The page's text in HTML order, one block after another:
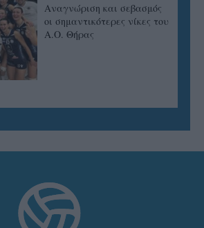
Αναγνώριση και σεβασμός
οι σημαντικότερες νίκες του
Α.Ο. Θήρας